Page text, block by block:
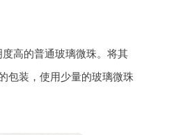
高的普通玻璃微珠。将其
包装，使用少量的玻璃微珠